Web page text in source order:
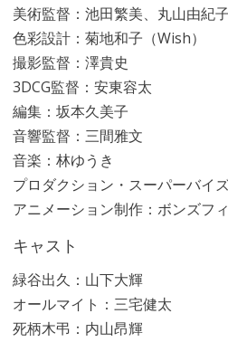
美術監督：池田繁美、丸山由紀
色彩設計：菊地和子（Wish）
撮影監督：澤貴史
3DCG監督：安東容太
編集：坂本久美子
音響監督：三間雅文
音楽：林ゆうき
プロダクション・スーパーバイ
アニメーション制作：ボンズフ
キャスト
緑谷出久：山下大輝
オールマイト：三宅健太
死柄木弔：内山昂輝